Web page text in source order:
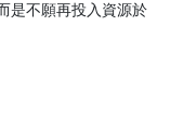
是不願再投入資源於